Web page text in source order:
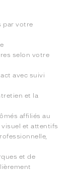
par votre
selon votre
avec suivi
et la
affiliés au
visuel et attentifs
et de